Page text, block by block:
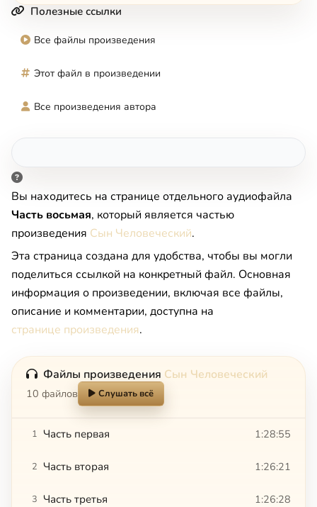
Полезные ссылки
Все файлы произведения
Этот файл в произведении
Все произведения автора
Вы находитесь на странице отдельного аудиофайла
Часть восьмая, который является частью
произведения Сын Человеческий.
Эта страница создана для удобства, чтобы вы могли
поделиться ссылкой на конкретный файл. Основная
информация о произведении, включая все файлы,
описание и комментарии, доступна на
странице произведения.
Файлы произведения Сын Человеческий
10 файлов Слушать всё
1 Часть первая 1:28:55
2 Часть вторая 1:26:21
3 Часть третья 1:26:28